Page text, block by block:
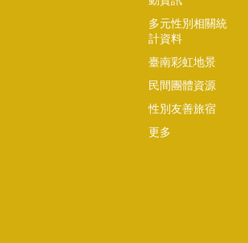
多元性別相關統
計資料
臺南彩虹地景
民間團體資源
性別友善旅宿
更多